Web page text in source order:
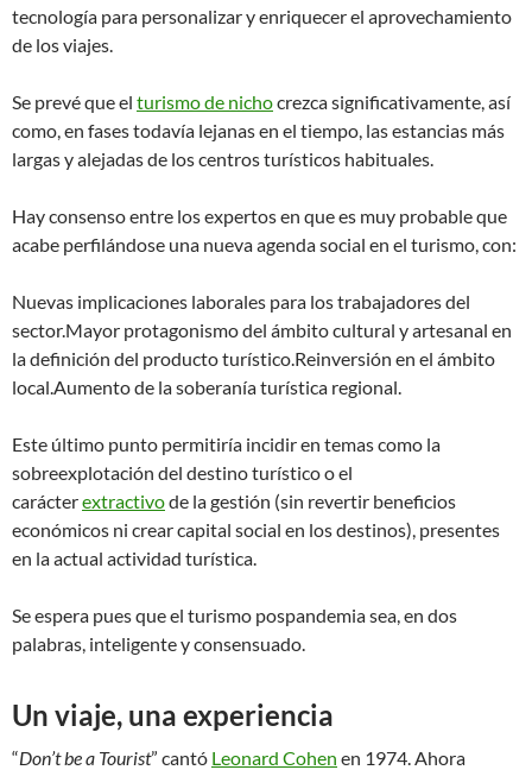
tecnología para personalizar y enriquecer el aprovechamiento
de los viajes.
Se prevé que el turismo de nichocrezca significativamente, así
como, en fases todavía lejanas en el tiempo, las estancias más
largas y alejadas de los centros turísticos habituales.
Hay consenso entre los expertos en que es muy probable que
acabe perfilándose una nueva agenda social en el turismo, con:
Nuevas implicaciones laborales para los trabajadores del
sector.Mayor protagonismo del ámbito cultural y artesanal en
la definición del producto turístico.Reinversión en el ámbito
local.Aumento de la soberanía turística regional.
Este último punto permitiría incidir en temas como la
sobreexplotación del destino turístico o el
carácterextractivode la gestión (sin revertir beneficios
económicos ni crear capital social en los destinos), presentes
en la actual actividad turística.
Se espera pues que el turismo pospandemia sea, en dos
palabras, inteligente y consensuado.
Un viaje, una experiencia
“Don’t be a Tourist” cantó Leonard Cohen en 1974. Ahora